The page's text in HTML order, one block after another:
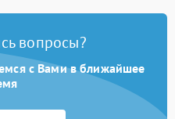
вопросы?
с Вами в ближайшее